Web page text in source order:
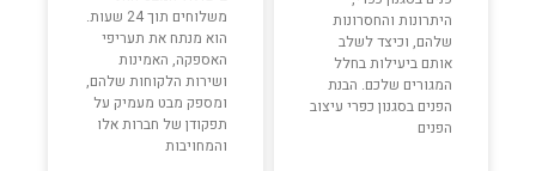
היתרונות והחסרונות
שלהם, וכיצד לשלב
אותם ביעילות בחלל
המגורים שלכם. הבנת
הפנים בסגנון כפרי עיצוב
הפנים
משלוחים תוך 24 שעות.
הוא מנתח את תעריפי
האספקה, האמינות
ושירות הלקוחות שלהם,
ומספק מבט מעמיק על
תפקודן של חברות אלו
והמחויבות